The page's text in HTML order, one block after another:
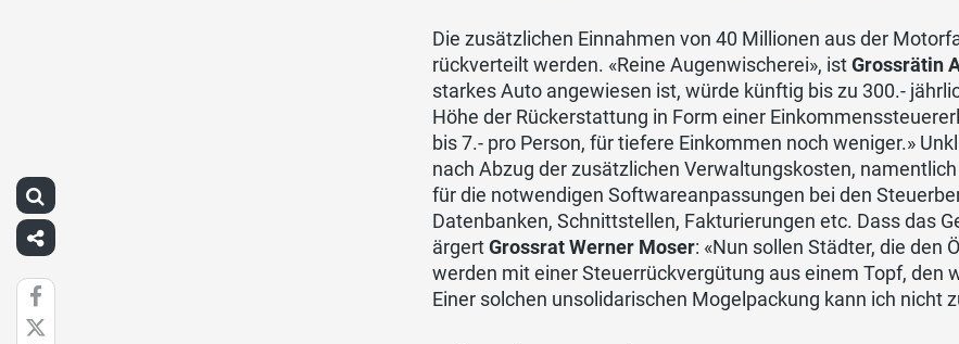
Die zusätzlichen Einnahmen von 40 Millionen aus der
rückverteilt werden. «Reine Augenwischerei», istGrossrätin
starkes Auto angewiesen ist, würde künftig bis zu 300.-
Höhe der Rückerstattung in Form einer
bis 7.- pro Person, für tiefere Einkommen noch weniger.»
nach Abzug der zusätzlichen Verwaltungskosten,
für die notwendigen Softwareanpassungen bei den
Datenbanken, Schnittstellen, Fakturierungen etc. Dass das
ärgertGrossrat Werner Moser: «Nun sollen Städter, die den
werden mit einer Steuerrückvergütung aus einem Topf, den
Einer solchen unsolidarischen Mogelpackung kann ich nicht